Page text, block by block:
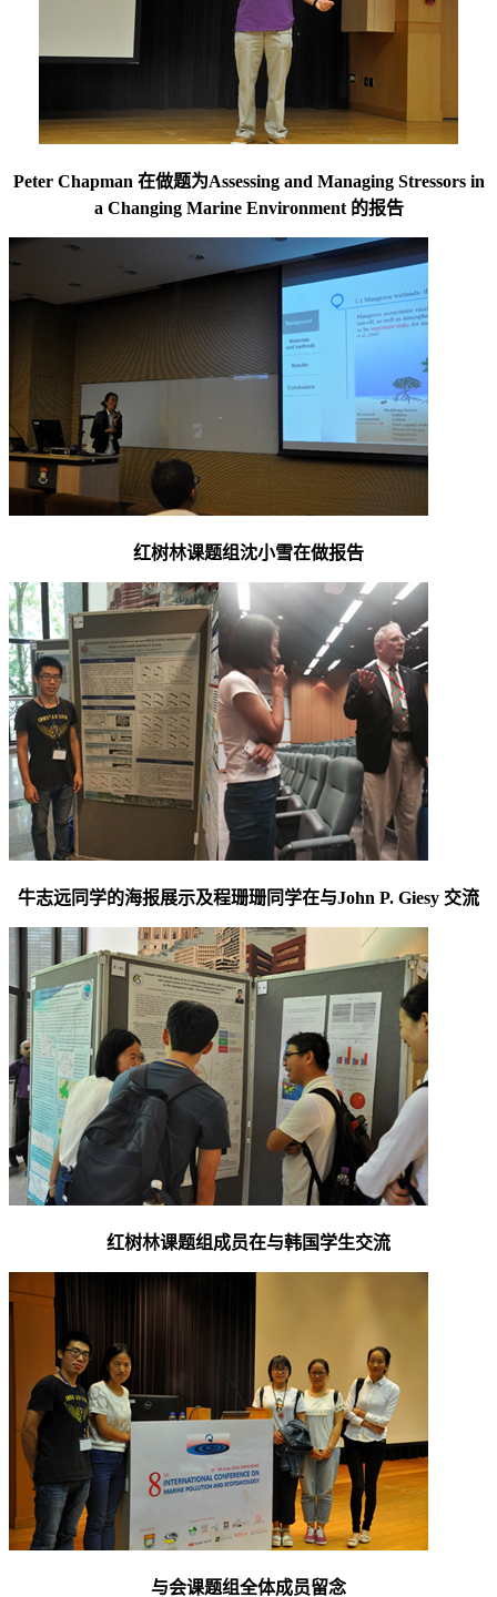
Peter Chapman 在做题为Assessing and Managing Stressors in
a Changing Marine Environment 的报告
红树林课题组沈小雪在做报告
牛志远同学的海报展示及程珊珊同学在与John P. Giesy 交流
红树林课题组成员在与韩国学生交流
与会课题组全体成员留念